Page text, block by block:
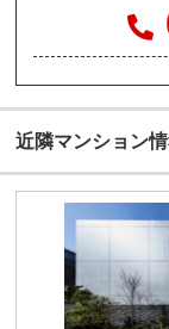
近隣マンション